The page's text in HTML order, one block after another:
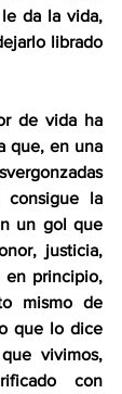
da la vida,
librado
de vida ha
que, en una
la
un gol que
justicia,
en principio,
mismo de
que lo dice
vivimos,
con